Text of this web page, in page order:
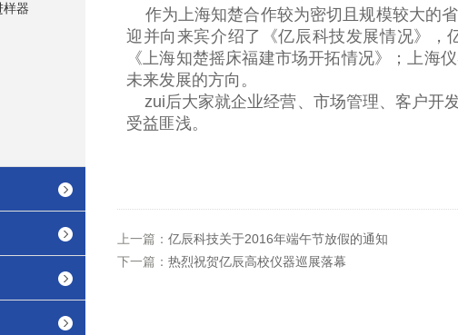
样器
作为上海知楚合作较为密切且规模较大的
迎并向来宾介绍了《亿辰科技发展情况》，
《上海知楚摇床福建市场开拓情况》；上海
未来发展的方向。
zui后大家就企业经营、市场管理、客户开
受益匪浅。
上一篇： 亿辰科技关于2016年端午节放假的通知
下一篇： 热烈祝贺亿辰高校仪器巡展落幕